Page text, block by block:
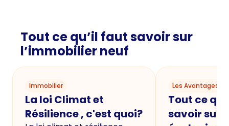
Tout ce qu’il faut savoir sur
l’immobilier neuf
Immobilier
La loi Climat et
Résilience , c'est quoi?
Les Avantages
Tout ce
savoir sur